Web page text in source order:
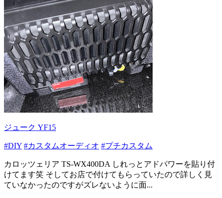
ジューク YF15
#DIY #カスタムオーディオ #プチカスタム
カロッツェリア TS-WX400DA しれっとアドパワーを貼り付
けてます笑 そしてお店で付けてもらっていたので詳しく見
ていなかったのですがズレないように面...